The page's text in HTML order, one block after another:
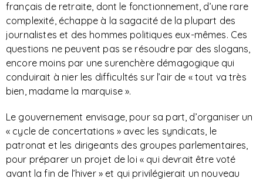
français de retraite, dont le fonctionnement, d’une rare
complexité, échappe à la sagacité de la plupart des
journalistes et des hommes politiques eux-mêmes. Ces
questions ne peuvent pas se résoudre par des slogans,
encore moins par une surenchère démagogique qui
conduirait à nier les difficultés sur l’air de « tout va très
bien, madame la marquise ».
Le gouvernement envisage, pour sa part, d’organiser un
« cycle de concertations » avec les syndicats, le
patronat et les dirigeants des groupes parlementaires,
pour préparer un projet de loi « qui devrait être voté
avant la fin de l’hiver » et qui privilégierait un nouveau